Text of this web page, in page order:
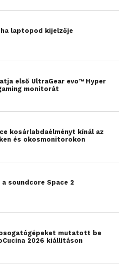
laptopod kijelzője
első UltraGear evo™ Hyper
monitorát
kosárlabdaélményt kínál az
és okosmonitorokon
soundcore Space 2
mutatott be
2026 kiállításon